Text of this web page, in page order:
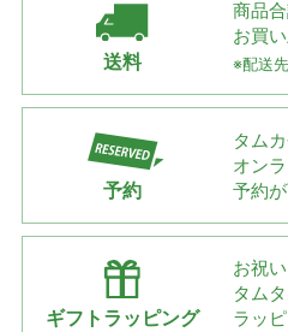
送料
商品
お買
※配送
予約
タム
オン
予約が
ギフトラッピング
お祝
タム
ラッ